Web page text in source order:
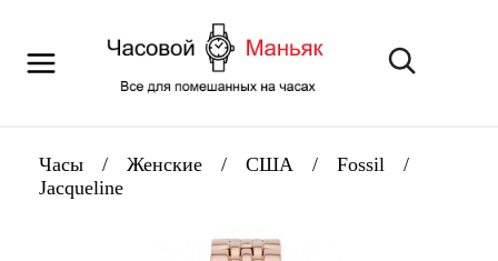
Часы / Женские / США / Fossil
/
Jacqueline